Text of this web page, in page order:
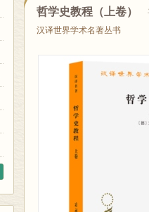
哲学史教程（上卷）
汉译世界学术名著丛书